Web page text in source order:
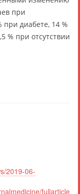
при
при диабете, 14 %
% при отсутствии
2019-06-
fullarticle